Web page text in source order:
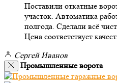
Поставили откатные
участок. Автоматика
полгода. Сделали всё
Цена соответствует
Сергей Иванов
Промышленные ворота